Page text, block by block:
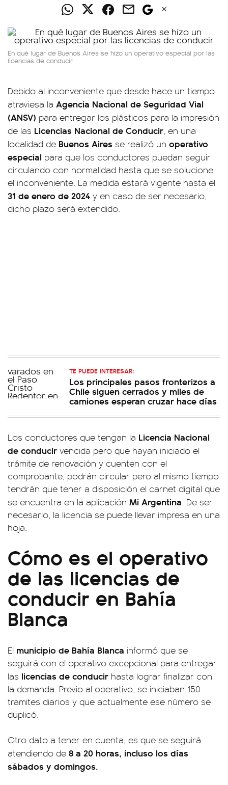
En qué lugar de Buenos Aires se hizo un operativo especial por las
licencias de conducir
Debido al inconveniente que desde hace un tiempo
atraviesa la Agencia Nacional de Seguridad Vial
(ANSV) para entregar los plásticos para la impresión
de las Licencias Nacional de Conducir, en una
localidad de Buenos Aires se realizó un operativo
especial para que los conductores puedan seguir
circulando con normalidad hasta que se solucione
el inconveniente. La medida estará vigente hasta el
31 de enero de 2024 y en caso de ser necesario,
dicho plazo será extendido.
TE PUEDE INTERESAR:
Los principales pasos fronterizos a
Chile siguen cerrados y miles de
camiones esperan cruzar hace días
Los conductores que tengan la Licencia Nacional
de conducir vencida pero que hayan iniciado el
trámite de renovación y cuenten con el
comprobante, podrán circular pero al mismo tiempo
tendrán que tener a disposición el carnet digital que
se encuentra en la aplicación Mi Argentina. De ser
necesario, la licencia se puede llevar impresa en una
hoja.
Cómo es el operativo
de las licencias de
conducir en Bahía
Blanca
El municipio de Bahía Blanca informó que se
seguirá con el operativo excepcional para entregar
las licencias de conducir hasta lograr finalizar con
la demanda. Previo al operativo, se iniciaban 150
tramites diarios y que actualmente ese número se
duplicó.
Otro dato a tener en cuenta, es que se seguirá
atendiendo de 8 a 20 horas, incluso los días
sábados y domingos.